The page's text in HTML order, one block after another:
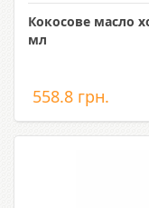
Кокосове масло
мл
558.8 грн.